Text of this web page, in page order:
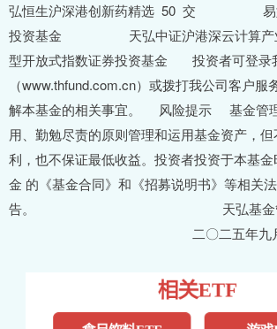
弘恒生沪深港创新药精选 50 交 易型
投资基金 天弘中证沪港深云
型开放式指数证券投资基金 投资者可登录
（www.thfund.com.cn）或拨打我公司客户服
解本基金的相关事宜。 风险提示 基金管
用、勤勉尽责的原则管理和运用基金资产，
利，也不保证最低收益。投资者投资于本基
金 的《基金合同》和《招募说明书》等相关
告。 天弘基金管理有
二〇二五年九月十